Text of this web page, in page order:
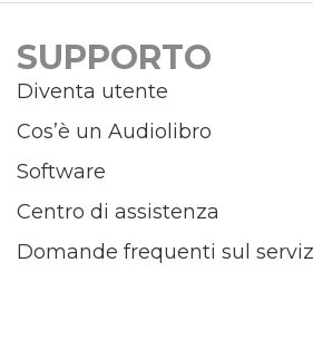
SUPPORTO
Diventa utente
Cos’è un Audiolibro
Software
Centro di assistenza
Domande frequenti sul